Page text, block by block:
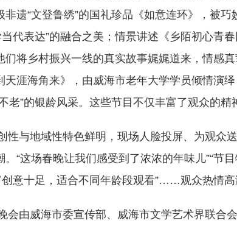
非遗“文登鲁绣”的国礼珍品《如意连环》，被
当代表达”的融合之美；情景讲述《乡陌初心青
们将乡村振兴一线的真实故事娓娓道来，情感
天涯海角来》，由威海市老年大学学员倾情演
老”的银龄风采。这些节目不仅丰富了观众的精
地域性特色鲜明，现场人脸投屏、为观众送
。“这场春晚让我们感受到了浓浓的年味儿”“节
创意十足，适合不同年龄段观看”……观众热情高
威海市委宣传部、威海市文学艺术界联合会